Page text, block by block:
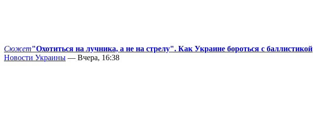
Сюжет"Охотиться на лучника, а не на стрелу". Как Украине бороться с баллистикой
Новости Украины — Вчера, 16:38